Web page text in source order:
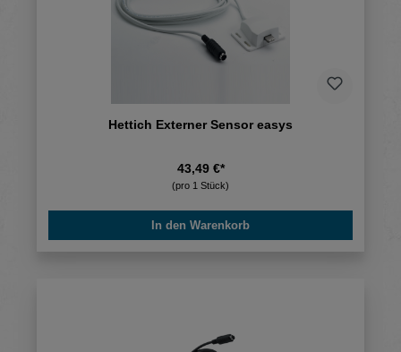
Hettich Externer Sensor easys
43,49 €*
(pro 1 Stück)
In den Warenkorb